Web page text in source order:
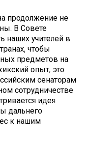
продолжение не
В Совете
наших учителей в
чтобы
предметов на
опыт, это
сенаторам
сотрудничестве
идея
дальнего
к нашим